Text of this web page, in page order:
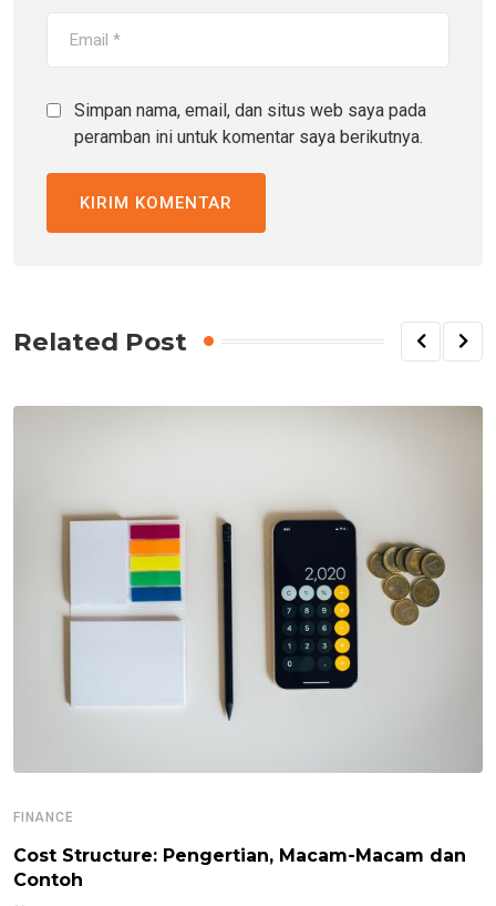
Simpan nama, email, dan situs web saya pada
peramban ini untuk komentar saya berikutnya.
Related Post
FINANCE
Cost Structure: Pengertian, Macam-Macam dan
Contoh